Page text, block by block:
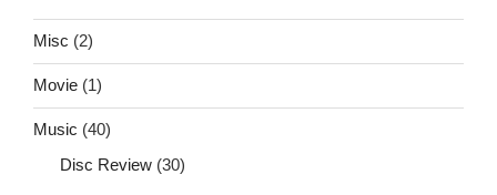
Misc (2)
Movie (1)
Music (40)
Disc Review (30)